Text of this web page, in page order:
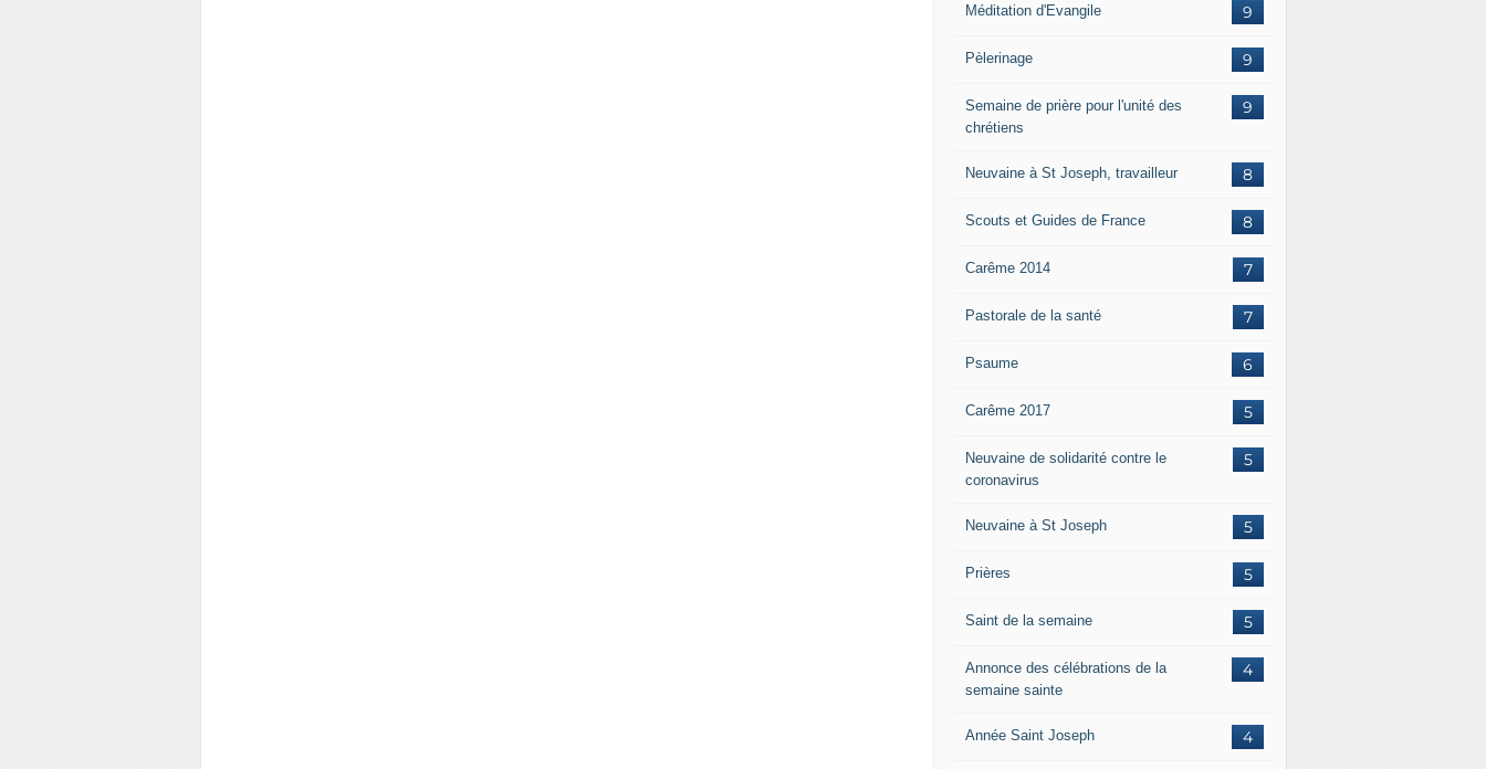
9
Méditation d'Evangile
9
Pèlerinage
9
Semaine de prière pour l'unité des
chrétiens
8
Neuvaine à St Joseph, travailleur
8
Scouts et Guides de France
7
Carême 2014
7
Pastorale de la santé
6
Psaume
5
Carême 2017
5
Neuvaine de solidarité contre le
coronavirus
5
Neuvaine à St Joseph
5
Prières
5
Saint de la semaine
4
Annonce des célébrations de la
semaine sainte
4
Année Saint Joseph